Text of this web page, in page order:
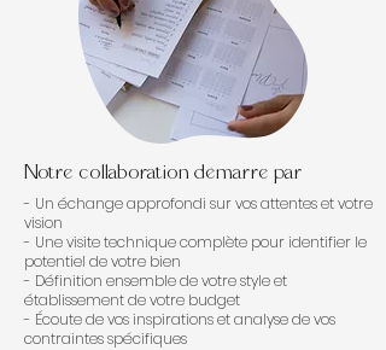
Notre collaboration démarre par
- Un échange approfondi sur vos attentes et votre
vision
- Une visite technique complète pour identifier le
potentiel de votre bien
- Définition ensemble de votre style et
établissement de votre budget
- Écoute de vos inspirations et analyse de vos
contraintes spécifiques